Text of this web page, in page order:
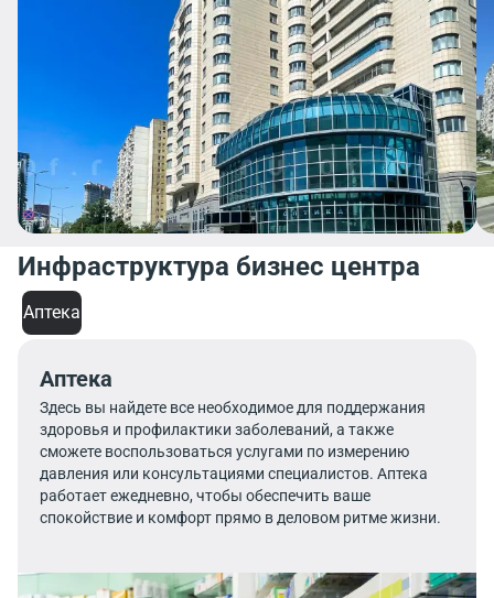
Инфраструктура бизнес центра
Аптека
Аптека
Здесь вы найдете все необходимое для поддержания
здоровья и профилактики заболеваний, а также
сможете воспользоваться услугами по измерению
давления или консультациями специалистов. Аптека
работает ежедневно, чтобы обеспечить ваше
спокойствие и комфорт прямо в деловом ритме жизни.